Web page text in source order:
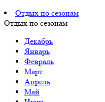
Отдых по сезонам
Отдых по сезонам
Декабрь
Январь
Февраль
Март
Апрель
Май